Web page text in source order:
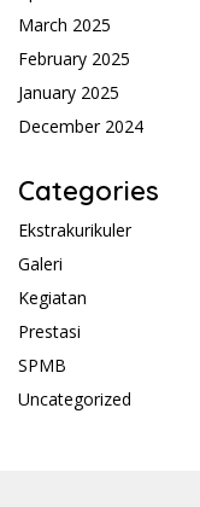
March 2025
February 2025
January 2025
December 2024
Categories
Ekstrakurikuler
Galeri
Kegiatan
Prestasi
SPMB
Uncategorized